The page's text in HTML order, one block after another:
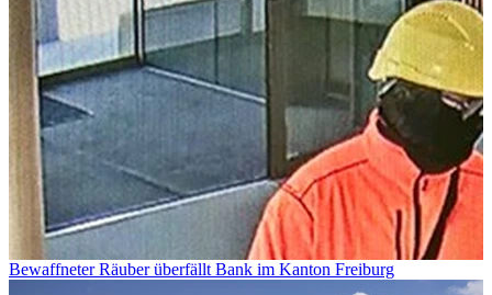
Bewaffneter Räuber überfällt Bank im Kanton Freiburg